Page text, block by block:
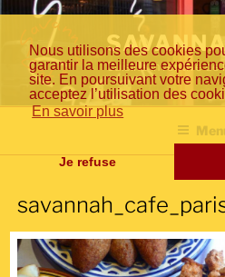
Nous utilisons des cookies
garantir la meilleure
site. En poursuivant votre
acceptez l’utilisation des
En savoir plus
Je refuse
contenu
principal
Cuisine inventive de